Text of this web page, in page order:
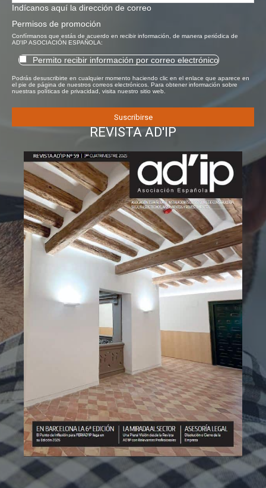
Indícanos aquí la dirección de correo
Permisos de promoción
Confírmanos que estás de acuerdo en recibir información, de manera periódica de
AD'IP ASOCIACIÓN ESPAÑOLA:
Permito recibir información por correo electrónico
Podrás desuscribirte en cualquier momento haciendo clic en el enlace que aparece en
el pie de página de nuestros correos electrónicos. Para obtener información sobre
nuestras políticas de privacidad, visita nuestro sitio web.
REVISTA AD'IP